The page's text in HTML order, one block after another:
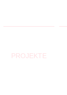
PROJEKTE